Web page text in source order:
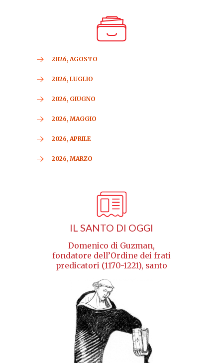
2026, AGOSTO
2026, LUGLIO
2026, GIUGNO
2026, MAGGIO
2026, APRILE
2026, MARZO
IL SANTO DI OGGI
Domenico di Guzman,
fondatore dell’Ordine dei frati
predicatori (1170-1221), santo